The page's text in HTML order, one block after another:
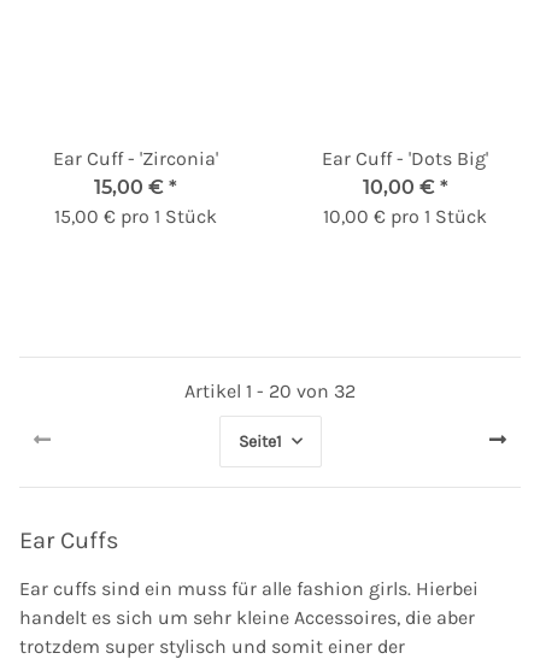
Ear Cuff - 'Zirconia'
15,00 € *
15,00 € pro 1 Stück
Ear Cuff - 'Dots Big'
10,00 € *
10,00 € pro 1 Stück
Artikel 1 - 20 von 32
Seite1
Ear Cuffs
Ear cuffs sind ein muss für alle fashion girls. Hierbei
handelt es sich um sehr kleine Accessoires, die aber
trotzdem super stylisch und somit einer der